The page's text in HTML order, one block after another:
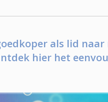
als lid
hier het